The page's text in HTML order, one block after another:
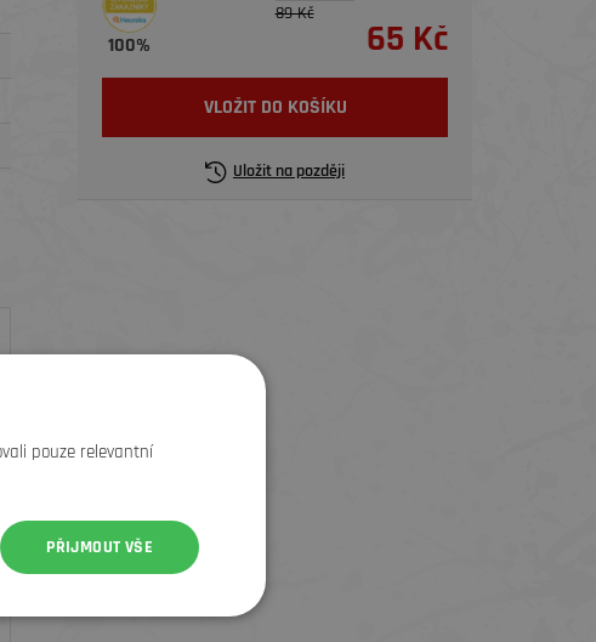
100%
89 Kč
65 Kč
VLOŽIT DO KOŠÍKU
Uložit na později
pouze relevantní
PŘIJMOUT VŠE